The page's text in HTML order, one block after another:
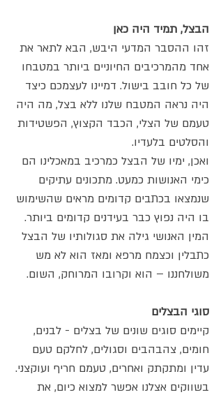
הבצל, תמיד היה כאן
זהו ההסבר המדעי היבש, הבא לתאר את
אחד מהמרכיבים החיוניים ביותר במטבחו
של כל חובב בישול. דמיינו לעצמכם כיצד
היה נראה המטבח שלנו ללא בצל, מה היה
טעמם של הצלי, הכבד הקצוץ, הפשטידות
והסלטים בלעדיו.
ואכן, ימיו של הבצל כמרכיב במאכלינו הם
כימי האנושות כמעט. מתכונים עתיקים
שנמצאו בכתבים קדומים מראים שהשימוש
בו היה נפוץ כבר בעידנים קדומים ביותר.
המין האנושי גילה את סגולותיו של הבצל
כתבלין וכצמח מרפא ומאז הוא לא מש
משולחננו – הוא וקרובו המרוחק, השום.
סוגי הבצלים
קיימים סוגים שונים של בצלים - לבנים,
חומים, צהבהבים וסגולים, לחלקם טעם
עדין ומתקתק ואחרים, טעמם חריף ועוקצני.
בשווקים אצלנו אפשר למצוא כיום, את